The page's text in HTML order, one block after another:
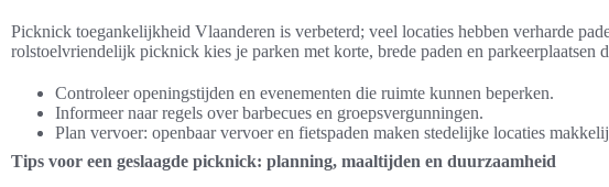
Picknick toegankelijkheid Vlaanderen is verbeterd; veel locaties hebben verharde
rolstoelvriendelijk picknick kies je parken met korte, brede paden en parkeerplaatsen
Controleer openingstijden en evenementen die ruimte kunnen beperken.
Informeer naar regels over barbecues en groepsvergunningen.
Plan vervoer: openbaar vervoer en fietspaden maken stedelijke locaties
Tips voor een geslaagde picknick: planning, maaltijden en duurzaamheid